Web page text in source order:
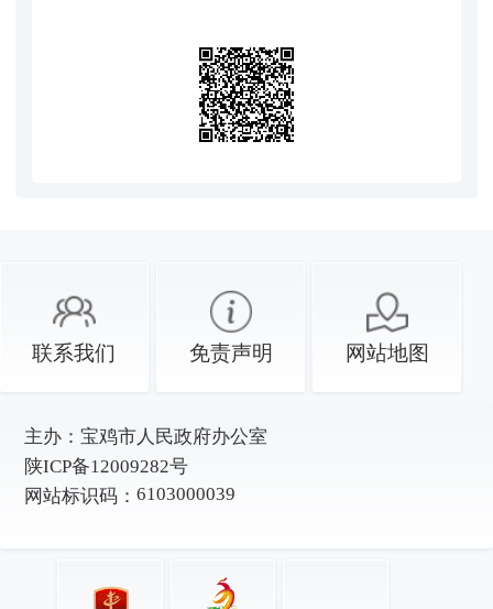
联系我们 免责声明 网站地图
主办： 宝鸡市人民政府办公室
陕ICP备12009282号
网站标识码： 6103000039